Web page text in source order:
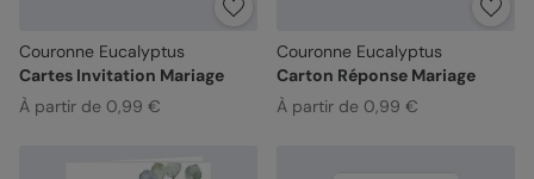
Couronne Eucalyptus
Cartes Invitation Mariage
À partir de 0,99 €
Couronne Eucalyptus
Carton Réponse Mariage
À partir de 0,99 €